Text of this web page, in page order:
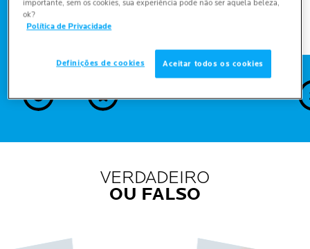
sim2 não1
VERDADEIRO
OU FALSO
importante, sem os cookies, sua experiência pode não ser aquela beleza,
ok?
Política de Privacidade
Definições de cookies Aceitar todos os cookies